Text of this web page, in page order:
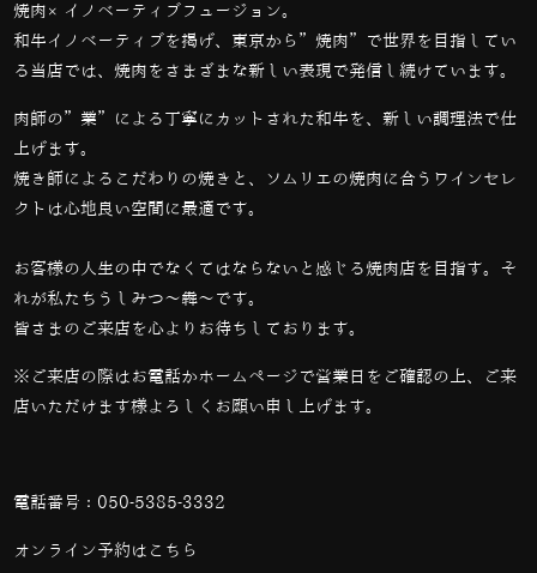
焼肉×イノベーティブフュージョン。
和牛イノベーティブを掲げ、東京から”焼肉”で世界を目指してい
る当店では、焼肉をさまざまな新しい表現で発信し続けています。
肉師の”業”による丁寧にカットされた和牛を、新しい調理法で仕
上げます。
焼き師によるこだわりの焼きと、ソムリエの焼肉に合うワインセレ
クトは心地良い空間に最適です。
お客様の人生の中でなくてはならないと感じる焼肉店を目指す。そ
れが私たちうしみつ～犇～です。
皆さまのご来店を心よりお待ちしております。
※ご来店の際はお電話かホームページで営業日をご確認の上、ご来
店いただけます様よろしくお願い申し上げます。
電話番号： 050-5385-3332
オンライン予約は こちら